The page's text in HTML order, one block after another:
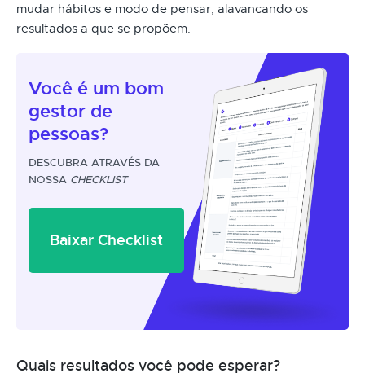
mudar hábitos e modo de pensar, alavancando os
resultados a que se propõem.
Você é um bom
gestor de
pessoas?
DESCUBRA ATRAVÉS DA
NOSSA CHECKLIST
Baixar Checklist
Quais resultados você pode esperar?